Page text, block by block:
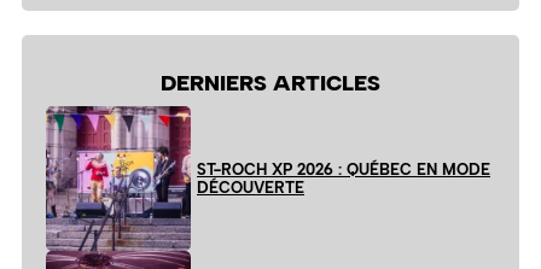
DERNIERS ARTICLES
ST-ROCH XP 2026 : QUÉBEC EN MODE
DÉCOUVERTE